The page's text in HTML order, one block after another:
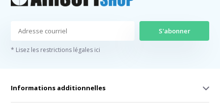
S'abonner
* Lisez les restrictions légales ici
Informations additionnelles